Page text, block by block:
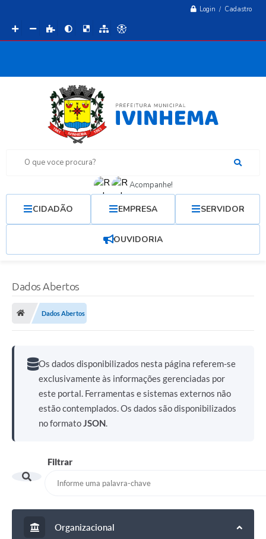
Login / Cadastro
O que voce procura?
Acompanhe!
CIDADÃO EMPRESA SERVIDOR
OUVIDORIA
Dados Abertos
Dados Abertos
Os dados disponibilizados nesta página referem-se
exclusivamente às informações gerenciadas por
este portal. Ferramentas e sistemas externos não
estão contemplados. Os dados são disponibilizados
no formatoJSON.
Filtrar
Organizacional